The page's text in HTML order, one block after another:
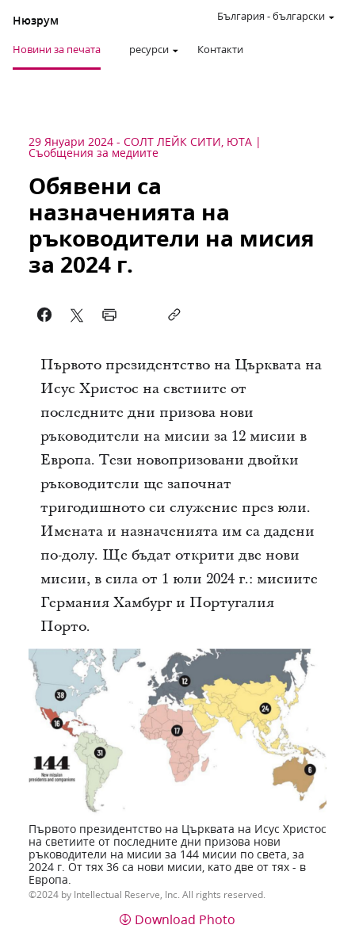
Нюзрум
Новини за печата ресурси Контакти
България -български
29 Януари 2024 - СОЛТ ЛЕЙК СИТИ, ЮТА
Съобщения за медиите
Обявени са
назначенията на
ръководители на мисия
за 2024 г.
Първото президентство на Църквата на
Исус Христос на светиите от
последните дни призова нови
ръководители на мисии за 12 мисии в
Европа. Тези новопризовани двойки
ръководители ще започнат
тригодишното си служение през юли.
Имената и назначенията им са дадени
по-долу. Ще бъдат открити две нови
мисии, в сила от 1 юли 2024 г.: мисиите
Германия Хамбург и Португалия
Порто.
Първото президентство на Църквата на Исус Христос
на светиите от последните дни призова нови
ръководители на мисии за 144 мисии по света, за
2024 г. От тях 36 са нови мисии, като две от тях - в
Европа.
2024 by Intellectual Reserve, Inc. All rights reserved.
Download Photo